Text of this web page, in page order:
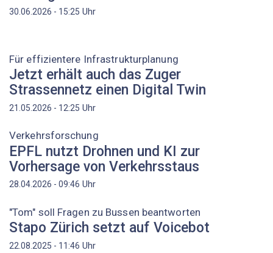
30.06.2026 - 15:25 Uhr
Für effizientere Infrastrukturplanung
Jetzt erhält auch das Zuger
Strassennetz einen Digital Twin
21.05.2026 - 12:25 Uhr
Verkehrsforschung
EPFL nutzt Drohnen und KI zur
Vorhersage von Verkehrsstaus
28.04.2026 - 09:46 Uhr
"Tom" soll Fragen zu Bussen beantworten
Stapo Zürich setzt auf Voicebot
22.08.2025 - 11:46 Uhr